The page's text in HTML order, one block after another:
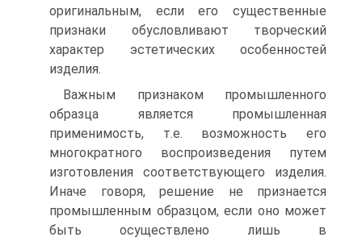
оригинальным, если его существенные
признаки обусловливают творческий
характер эстетических особенностей
изделия.
Важным признаком промышленного
образца является промышленная
применимость, т.е. возможность его
многократного воспроизведения путем
изготовления соответствующего изделия.
Иначе говоря, решение не признается
промышленным образцом, если оно может
быть осуществлено лишь в